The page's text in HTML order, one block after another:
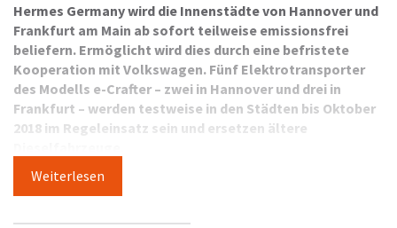
Hermes Germany wird die Innenstädte von Hannover und
Frankfurt am Main ab sofort teilweise emissionsfrei
beliefern. Ermöglicht wird dies durch eine befristete
Kooperation mit Volkswagen. Fünf Elektrotransporter
des Modells e-Crafter – zwei in Hannover und drei in
Frankfurt – werden testweise in den Städten bis Oktober
2018 im Regeleinsatz sein und ersetzen ältere
Der Test ist Teil der
Weiterlesen